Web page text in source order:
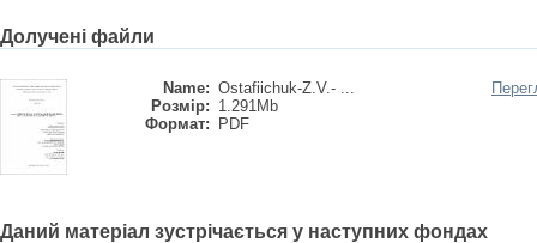
Долучені файли
Name: Ostafiichuk-Z.V.- ...
Розмір: 1.291Mb
Формат:
PDF
Даний матеріал зустрічається у наступних фондах